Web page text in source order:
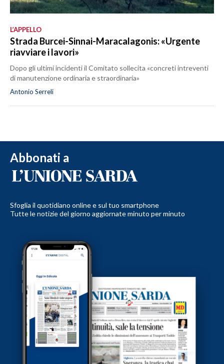
L’APPELLO
Strada Burcei-Sinnai-Maracalagonis: «Urgente
riavviare i lavori»
Dopo gli ultimi incidenti il Comitato sollecita «concreti intreventi
di manutenzione ordinaria e straordinaria»
Antonio Serreli
Abbonati a
Sfoglia il quotidiano online e sul tuo smartphone
Tutte le notizie del giorno aggiornate minuto per minuto